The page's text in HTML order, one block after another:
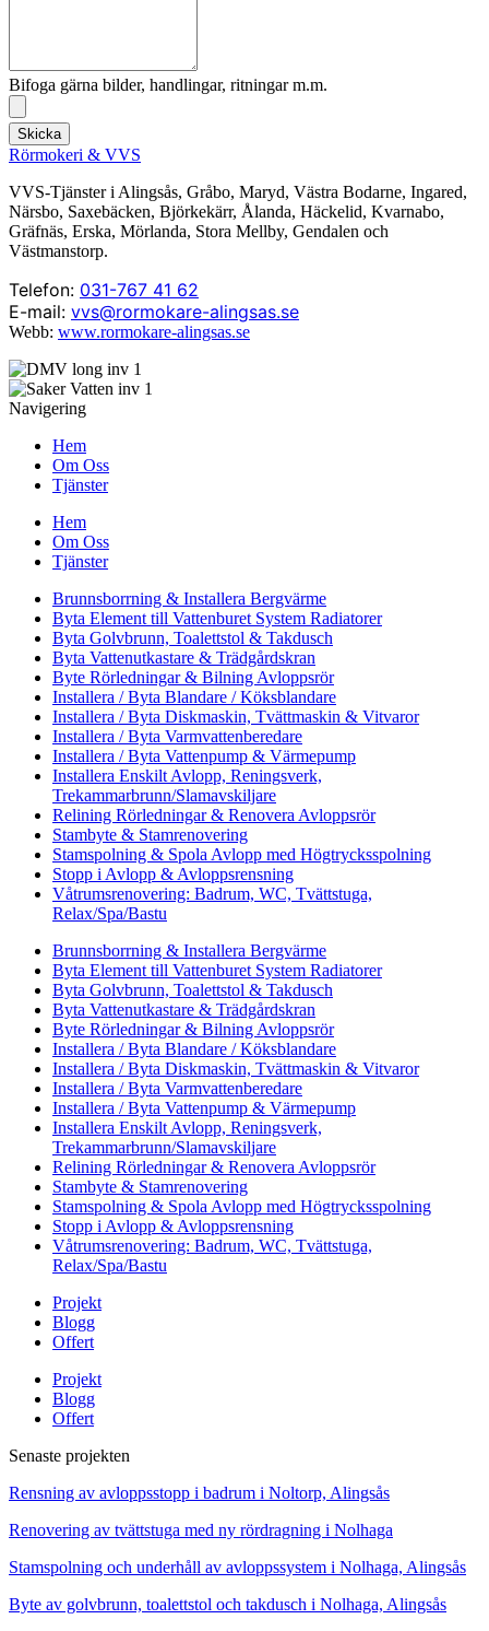
Bifoga gärna bilder, handlingar, ritningar m.m.
Skicka
Rörmokeri & VVS
VVS-Tjänster i Alingsås, Gråbo, Maryd, Västra Bodarne, Ingared,
Närsbo, Saxebäcken, Björkekärr, Ålanda, Häckelid, Kvarnabo,
Gräfnäs, Erska, Mörlanda, Stora Mellby, Gendalen och
Västmanstorp.
Telefon: 031-767 41 62
E-mail: vvs@rormokare-alingsas.se
Webb: www.rormokare-alingsas.se
Navigering
Hem
Om Oss
Tjänster
Hem
Om Oss
Tjänster
Brunnsborrning & Installera Bergvärme
Byta Element till Vattenburet System Radiatorer
Byta Golvbrunn, Toalettstol & Takdusch
Byta Vattenutkastare & Trädgårdskran
Byte Rörledningar & Bilning Avloppsrör
Installera / Byta Blandare / Köksblandare
Installera / Byta Diskmaskin, Tvättmaskin & Vitvaror
Installera / Byta Varmvattenberedare
Installera / Byta Vattenpump & Värmepump
Installera Enskilt Avlopp, Reningsverk,
Trekammarbrunn/Slamavskiljare
Relining Rörledningar & Renovera Avloppsrör
Stambyte & Stamrenovering
Stamspolning & Spola Avlopp med Högtrycksspolning
Stopp i Avlopp & Avloppsrensning
Våtrumsrenovering: Badrum, WC, Tvättstuga,
Relax/Spa/Bastu
Brunnsborrning & Installera Bergvärme
Byta Element till Vattenburet System Radiatorer
Byta Golvbrunn, Toalettstol & Takdusch
Byta Vattenutkastare & Trädgårdskran
Byte Rörledningar & Bilning Avloppsrör
Installera / Byta Blandare / Köksblandare
Installera / Byta Diskmaskin, Tvättmaskin & Vitvaror
Installera / Byta Varmvattenberedare
Installera / Byta Vattenpump & Värmepump
Installera Enskilt Avlopp, Reningsverk,
Trekammarbrunn/Slamavskiljare
Relining Rörledningar & Renovera Avloppsrör
Stambyte & Stamrenovering
Stamspolning & Spola Avlopp med Högtrycksspolning
Stopp i Avlopp & Avloppsrensning
Våtrumsrenovering: Badrum, WC, Tvättstuga,
Relax/Spa/Bastu
Projekt
Blogg
Offert
Projekt
Blogg
Offert
Senaste projekten
Rensning av avloppsstopp i badrum i Noltorp, Alingsås
Renovering av tvättstuga med ny rördragning i Nolhaga
Stamspolning och underhåll av avloppssystem i Nolhaga, Alingsås
Byte av golvbrunn, toalettstol och takdusch i Nolhaga, Alingsås